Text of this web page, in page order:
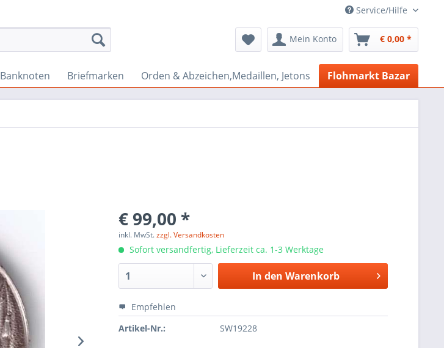
Service/Hilfe
Mein Konto € 0,00 *
Banknoten Briefmarken Orden & Abzeichen,Medaillen, Jetons Flohmarkt Bazar
€ 99,00 *
inkl. MwSt.zzgl. Versandkosten
Sofort versandfertig, Lieferzeit ca. 1-3 Werktage
In den Warenkorb
Empfehlen
Artikel-Nr.:
SW19228